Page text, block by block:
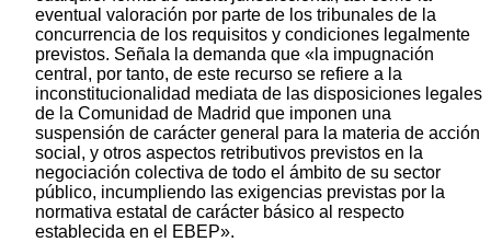
eventual valoración por parte de los tribunales de la
concurrencia de los requisitos y condiciones legalmente
previstos. Señala la demanda que «la impugnación
central, por tanto, de este recurso se refiere a la
inconstitucionalidad mediata de las disposiciones legales
de la Comunidad de Madrid que imponen una
suspensión de carácter general para la materia de acción
social, y otros aspectos retributivos previstos en la
negociación colectiva de todo el ámbito de su sector
público, incumpliendo las exigencias previstas por la
normativa estatal de carácter básico al respecto
establecida en el EBEP».